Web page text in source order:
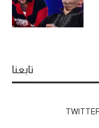
تابعنا